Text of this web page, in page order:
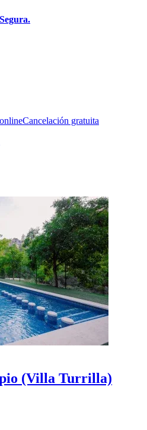
Cancelación gratuita
(Villa Turrilla)